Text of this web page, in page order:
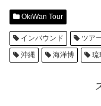
OkiWan Tour
インバウンド ツア
沖縄
海洋博 琉